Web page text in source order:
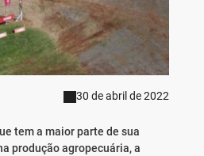
30 de abril de 2022
tem a maior parte de sua
produção agropecuária, a